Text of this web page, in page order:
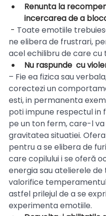
Renunta la
incercarea de a
- Toate emotiile
ne elibera de frustrari,
acel echilibru de care cu
Nu raspunde  cu
– Fie ea fizica sau
corectezi un
esti, in permanenta
poti impune respectul in
pe un ton ferm, care-l
gravitatea situatiei.
pentru a se elibera de
care copilului i se oferă
energia sau atelierele
valorifice
astfel prilejul de a se
experimenta emotiile.